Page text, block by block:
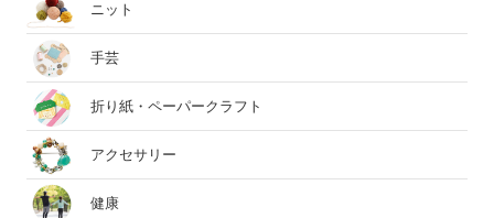
ニット
手芸
折り紙・ペーパークラフト
アクセサリー
健康